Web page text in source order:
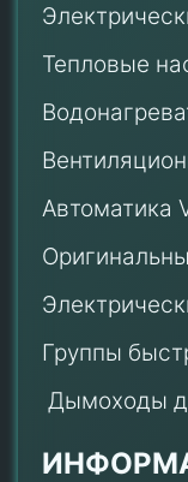
Тепловые
Автоматика
Группы
Дымоходы